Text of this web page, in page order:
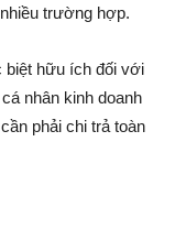
trường hợp.
biệt hữu ích đối với
nhân kinh doanh
phải chi trả toàn